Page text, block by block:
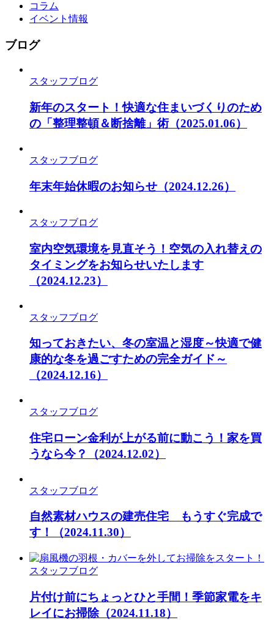
コラム
イベント情報
ブログ
スタッフブログ
新年のスタート！快適な住まいづくりのため
の「整理整頓＆断捨離」術（2025.01.06）
スタッフブログ
年末年始休暇のお知らせ （2024.12.26）
スタッフブログ
室内空気環境を見直そう！空気の入れ替えの
タイミングをお知らせいたします
（2024.12.23）
スタッフブログ
知っておきたい、冬の室温と湿度～快適で健
康的な冬を過ごすための完全ガイド～
（2024.12.16）
スタッフブログ
住宅ローン金利が上がる前に動こう！家を買
うなら今？
（2024.12.02）
スタッフブログ
自然素材ハウスの建売住宅 もうすぐ完成で
す！
（2024.11.30）
スタッフブログ
片付け前にちょっとひと手間！季節家電をキ
レイにお掃除（2024.11.18）